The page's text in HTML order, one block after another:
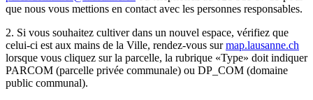
que nous vous mettions en contact avec les personnes responsables.
2. Si vous souhaitez cultiver dans un nouvel espace, vérifiez que
celui-ci est aux mains de la Ville, rendez-vous surmap.lausanne.ch
lorsque vous cliquez sur la parcelle, la rubrique «Type» doit indiquer
PARCOM (parcelle privée communale) ou DP_COM (domaine
public communal).